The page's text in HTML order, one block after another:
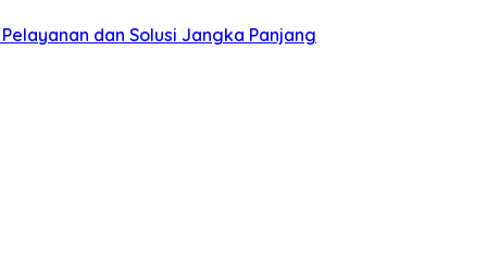
dan Solusi Jangka Panjang